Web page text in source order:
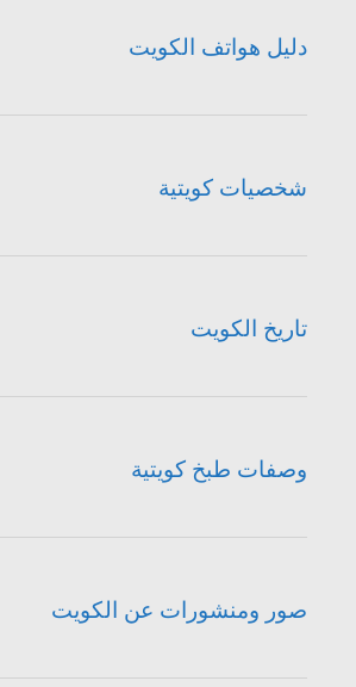
دليل هواتف الكويت
شخصيات كويتية
تاريخ الكويت
وصفات طبخ كويتية
صور ومنشورات عن الكويت